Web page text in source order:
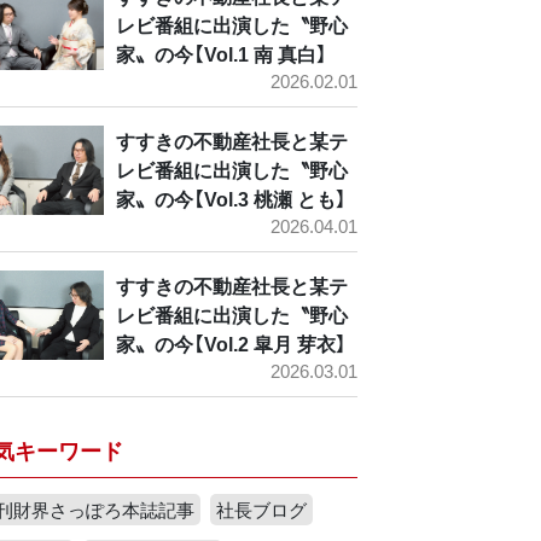
レビ番組に出演した〝野心
家〟の今【Vol.1 南 真白】
2026.02.01
すすきの不動産社長と某テ
レビ番組に出演した〝野心
家〟の今【Vol.3 桃瀬 とも】
2026.04.01
すすきの不動産社長と某テ
レビ番組に出演した〝野心
家〟の今【Vol.2 皐月 芽衣】
2026.03.01
キーワード
財界さっぽろ本誌記事 社長ブログ